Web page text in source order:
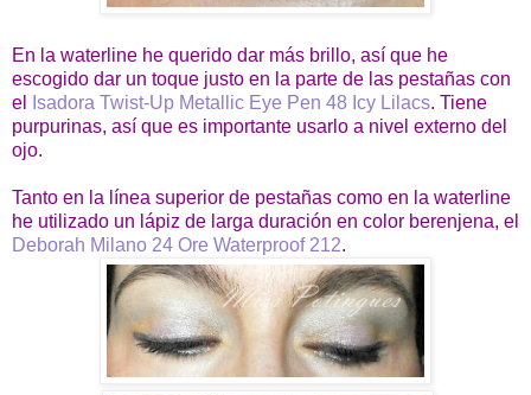
En la waterline he querido dar más brillo, así que he
escogido dar un toque justo en la parte de las pestañas con
el
Isadora Twist-Up Metallic Eye Pen 48 Icy Lilacs. Tiene
purpurinas, así que es importante usarlo a nivel externo del
ojo.
Tanto en la línea superior de pestañas como en la waterline
he utilizado un lápiz de larga duración en color berenjena, el
Deborah Milano 24 Ore Waterproof 212.